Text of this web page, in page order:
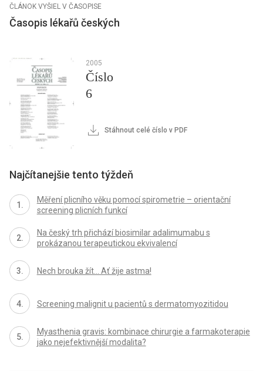
ČLÁNOK VYŠIEL V ČASOPISE
Časopis lékařů českých
2005
Číslo
6
Stáhnout celé číslo v PDF
Najčítanejšie tento týždeň
Měření plicního věku pomocí spirometrie – orientační
screening plicních funkcí
Na český trh přichází biosimilar adalimumabu s
prokázanou terapeutickou ekvivalencí
Nech brouka žít… Ať žije astma!
Screening malignit u pacientů s dermatomyozitidou
Myasthenia gravis: kombinace chirurgie a farmakoterapie
jako nejefektivnější modalita?